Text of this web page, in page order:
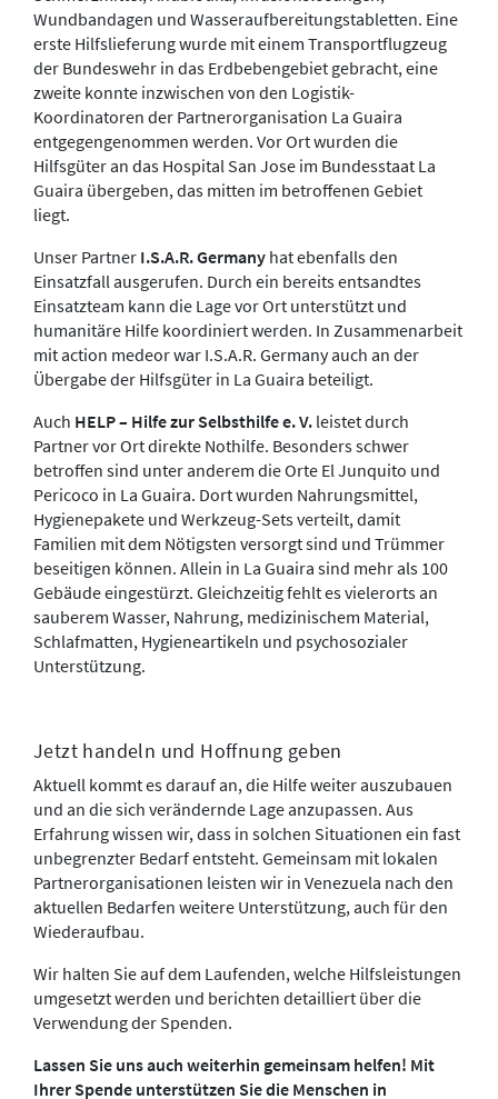
Wundbandagen und Wasseraufbereitungstabletten. Eine
erste Hilfslieferung wurde mit einem Transportflugzeug
der Bundeswehr in das Erdbebengebiet gebracht, eine
zweite konnte inzwischen von den Logistik-
Koordinatoren der Partnerorganisation La Guaira
entgegengenommen werden. Vor Ort wurden die
Hilfsgüter an das Hospital San Jose im Bundesstaat La
Guaira übergeben, das mitten im betroffenen Gebiet
liegt.
Unser Partner I.S.A.R. Germany hat ebenfalls den
Einsatzfall ausgerufen. Durch ein bereits entsandtes
Einsatzteam kann die Lage vor Ort unterstützt und
humanitäre Hilfe koordiniert werden. In Zusammenarbeit
mit action medeor war I.S.A.R. Germany auch an der
Übergabe der Hilfsgüter in La Guaira beteiligt.
Auch HELP – Hilfe zur Selbsthilfe e. V. leistet durch
Partner vor Ort direkte Nothilfe. Besonders schwer
betroffen sind unter anderem die Orte El Junquito und
Pericoco in La Guaira. Dort wurden Nahrungsmittel,
Hygienepakete und Werkzeug-Sets verteilt, damit
Familien mit dem Nötigsten versorgt sind und Trümmer
beseitigen können. Allein in La Guaira sind mehr als 100
Gebäude eingestürzt. Gleichzeitig fehlt es vielerorts an
sauberem Wasser, Nahrung, medizinischem Material,
Schlafmatten, Hygieneartikeln und psychosozialer
Unterstützung.
Jetzt handeln und Hoffnung geben
Aktuell kommt es darauf an, die Hilfe weiter auszubauen
und an die sich verändernde Lage anzupassen. Aus
Erfahrung wissen wir, dass in solchen Situationen ein fast
unbegrenzter Bedarf entsteht. Gemeinsam mit lokalen
Partnerorganisationen leisten wir in Venezuela nach den
aktuellen Bedarfen weitere Unterstützung, auch für den
Wiederaufbau.
Wir halten Sie auf dem Laufenden, welche Hilfsleistungen
umgesetzt werden und berichten detailliert über die
Verwendung der Spenden.
Lassen Sie uns auch weiterhin gemeinsam helfen! Mit
Ihrer Spende unterstützen Sie die Menschen in